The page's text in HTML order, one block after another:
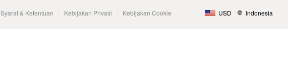
Syarat & Ketentuan Kebijakan Privasi Kebijakan Cookie USD Indonesia